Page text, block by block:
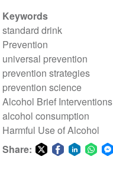
Keywords
standard drink
Prevention
universal prevention
prevention strategies
prevention science
Alcohol Brief Interventions
alcohol consumption
Harmful Use of Alcohol
Share: